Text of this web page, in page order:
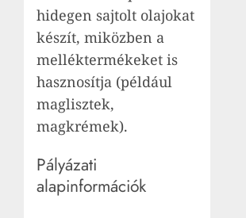
hidegen sajtolt olajokat
készít, miközben a
melléktermékeket is
hasznosítja (például
maglisztek,
magkrémek).
Pályázati
alapinformációk